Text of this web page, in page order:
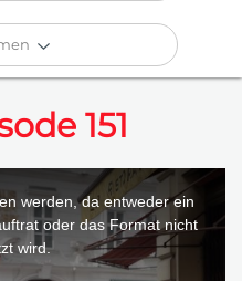
151
werden, da entweder ein
oder das Format nicht
wird.